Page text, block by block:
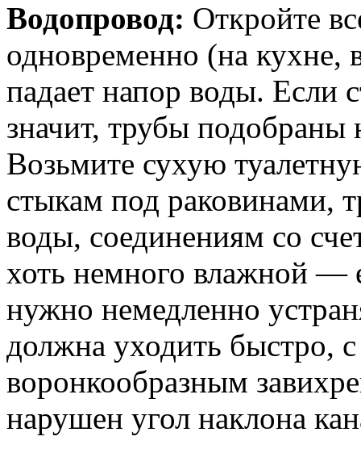
Водопровод: Откройте
одновременно (на кухне,
падает напор воды. Если
значит, трубы
Возьмите сухую
стыкам под раковинами,
воды, соединениям со
хоть немного влажной —
нужно немедленно
должна уходить быстро,
воронкообразным
нарушен угол наклона